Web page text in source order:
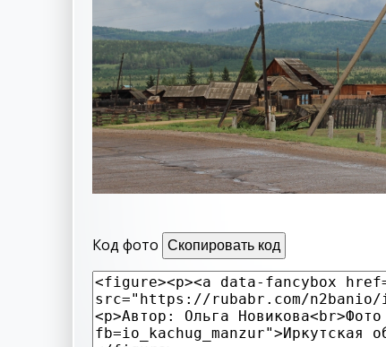
Код фото Скопировать код